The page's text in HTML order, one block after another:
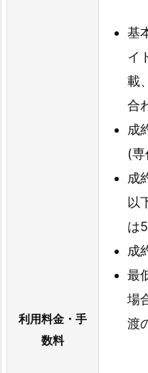
利用料金・手
数料
基
イ
載
合
成
(
成
以
は
成
最
場
渡